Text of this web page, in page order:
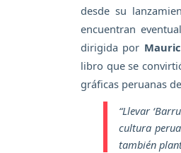
desde su
encuentran
dirigida por
libro que se
gráficas peruanas
“Llevar
cultura
también